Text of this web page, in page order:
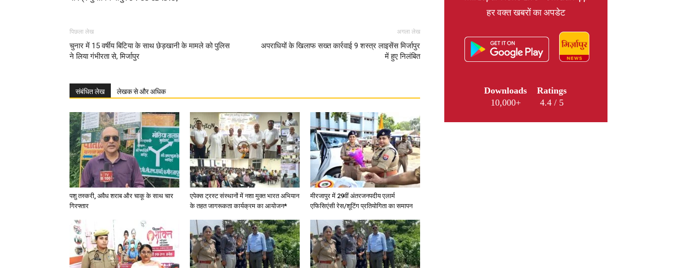
Latest
News
in
पिछला लेख
चुनार में 15 वर्षीय बिटिया के साथ छेड़खानी के मामले को पुलिस
ने लिया गंभीरता से, मिर्जापुर
अगला लेख
अपराधियों के खिलाफ सख्त कार्रवाई 9 शस्त्र लाइसेंस मिर्जापुर
में हुए निलंबित
संबंधित लेख लेखक से और अधिक
पशु तस्करी, अवैध शराब और चाकू के साथ चार
गिरफ्तार
एपेक्स ट्रस्ट संस्थानों में नशा मुक्त भारत अभियान
के तहत जागरूकता कार्यक्रम का आयोजन*
मीरजापुर में 29वीं अंतरजनपदीय एलार्म
एफिसिएंसी रेस/शूटिंग प्रतियोगिता का समापन
हर वक्त खबरों का अपडेट
Downloads
10,000+
Ratings
4.4 / 5